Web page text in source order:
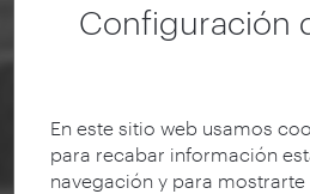
Configuración
En este sitio web usamos
para recabar información
navegación y para